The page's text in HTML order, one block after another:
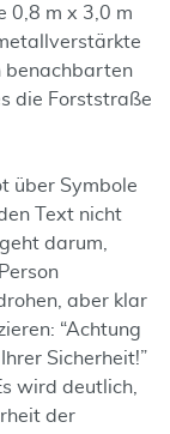
0,8 m x 3,0 m
benachbarten
die Forststraße
über Symbole
Text nicht
darum,
aber klar
“Achtung
Sicherheit!”
wird deutlich,
der